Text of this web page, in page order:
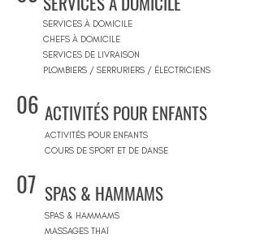
SERVICES À DOMICILE
CHEFS À DOMICILE
SERVICES DE LIVRAISON
PLOMBIERS / SERRURIERS / ÉLECTRICIENS
06 ACTIVITÉS POUR ENFANTS
ACTIVITÉS POUR ENFANTS
COURS DE SPORT ET DE DANSE
07 SPAS & HAMMAMS
SPAS & HAMMAMS
MASSAGES THAÏ